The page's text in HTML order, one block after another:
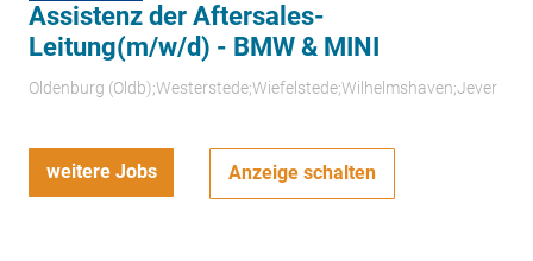
Assistenz der Aftersales-
Leitung(m/w/d) - BMW & MINI
Oldenburg (Oldb);Westerstede;Wiefelstede;Wilhelmshaven;Jever
weitere Jobs Anzeige schalten